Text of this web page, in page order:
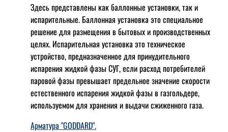
Здесь представлены как баллонные установки, так и
испарительные. Баллонная установка это специальное
решение для размещения в бытовых и производственных
целях. Испарительная установка это техническое
устройство, предназначенное для принудительного
испарения жидкой фазы СУГ, если расход потребителей
паровой фазы превышает предельное значение скорости
естественного испарения жидкой фазы в газгольдере,
используемом для хранения и выдачи сжиженного газа.
Арматура "GODDARD".